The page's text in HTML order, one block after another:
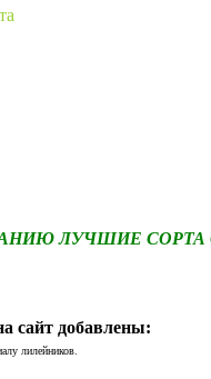
ЛУЧШИЕ СОРТА
сайт добавлены:
лилейников.